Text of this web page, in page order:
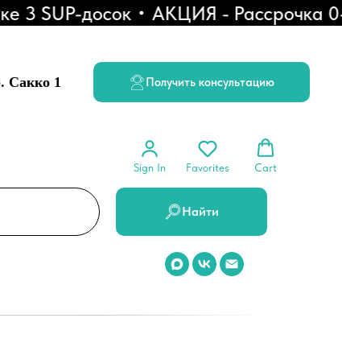
SUP-досок АКЦИЯ - Рассрочка 0-
Сакко 1 Получить консультацию
Sign In Favorites Cart
Найти